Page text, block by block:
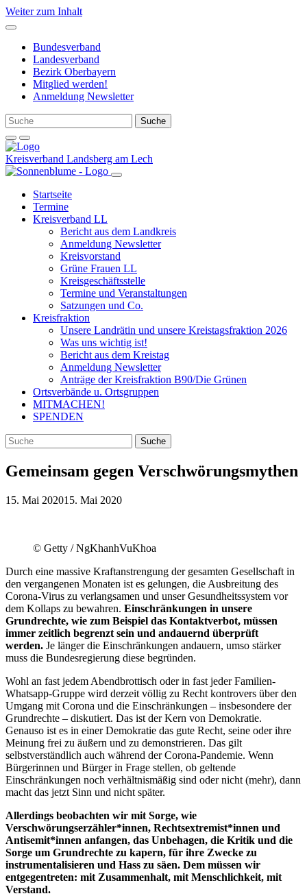
Weiter zum Inhalt
Bundesverband
Landesverband
Bezirk Oberbayern
Mitglied werden!
Anmeldung Newsletter
Kreisverband Landsberg am Lech
Startseite
Termine
Kreisverband LL
Bericht aus dem Landkreis
Anmeldung Newsletter
Kreisvorstand
Grüne Frauen LL
Kreisgeschäftsstelle
Termine und Veranstaltungen
Satzungen und Co.
Kreisfraktion
Unsere Landrätin und unsere Kreistagsfraktion 2026
Was uns wichtig ist!
Bericht aus dem Kreistag
Anmeldung Newsletter
Anträge der Kreisfraktion B90/Die Grünen
Ortsverbände u. Ortsgruppen
MITMACHEN!
SPENDEN
Gemeinsam gegen Verschwörungsmythen
15. Mai 202015. Mai 2020
© Getty / NgKhanhVuKhoa
Durch eine massive Kraftanstrengung der gesamten Gesellschaft in
den vergangenen Monaten ist es gelungen, die Ausbreitung des
Corona-Virus zu verlangsamen und unser Gesundheitssystem vor
dem Kollaps zu bewahren. Einschränkungen in unsere
Grundrechte, wie zum Beispiel das Kontaktverbot, müssen
immer zeitlich begrenzt sein und andauernd überprüft
werden. Je länger die Einschränkungen andauern, umso stärker
muss die Bundesregierung diese begründen.
Wohl an fast jedem Abendbrottisch oder in fast jeder Familien-
Whatsapp-Gruppe wird derzeit völlig zu Recht kontrovers über den
Umgang mit Corona und die Einschränkungen – insbesondere der
Grundrechte – diskutiert. Das ist der Kern von Demokratie.
Genauso ist es in einer Demokratie das gute Recht, seine oder ihre
Meinung frei zu äußern und zu demonstrieren. Das gilt
selbstverständlich auch während der Corona-Pandemie. Wenn
Bürgerinnen und Bürger in Frage stellen, ob geltende
Einschränkungen noch verhältnismäßig sind oder nicht (mehr), dann
macht das jetzt Sinn und nicht später.
Allerdings beobachten wir mit Sorge, wie
Verschwörungserzähler*innen, Rechtsextremist*innen und
Antisemit*innen anfangen, das Unbehagen, die Kritik und die
Sorge um Grundrechte zu kapern, für ihre Zwecke zu
instrumentalisieren und Hass zu säen. Dem müssen wir
entgegentreten: mit Zusammenhalt, mit Menschlichkeit, mit
Verstand.